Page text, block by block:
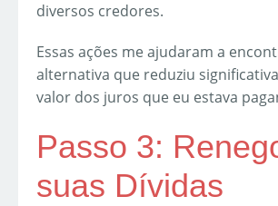
diversos credores.
Essas ações me ajudaram a
alternativa que reduziu
valor dos juros que eu estava
Passo 3:
suas Dívidas